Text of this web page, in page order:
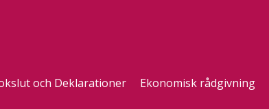
och Deklarationer Ekonomisk rådgivning